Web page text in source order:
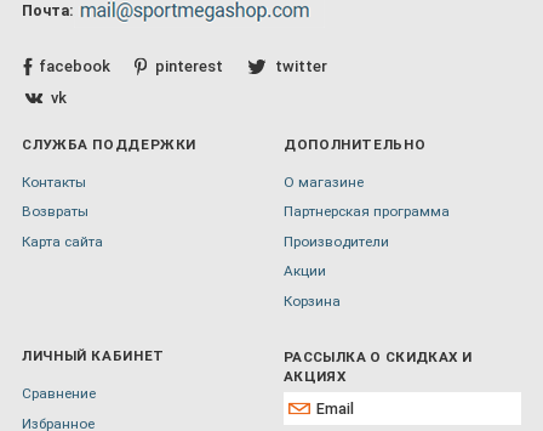
Почта:
facebook pinterest
twitter
vk
СЛУЖБА ПОДДЕРЖКИ
Контакты
Возвраты
Карта сайта
ДОПОЛНИТЕЛЬНО
О магазине
Партнерская программа
Производители
Акции
Корзина
ЛИЧНЫЙ КАБИНЕТ
Сравнение
Избранное
РАССЫЛКА О СКИДКАХ И
АКЦИЯХ